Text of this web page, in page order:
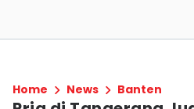
Home News Banten